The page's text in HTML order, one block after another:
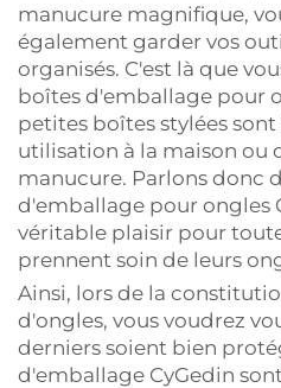
manucure magnifique,
également garder vos
organisés. C'est là que
boîtes d'emballage pour
petites boîtes stylées
utilisation à la maison ou
manucure. Parlons donc
d'emballage pour ongles
véritable plaisir pour
prennent soin de leurs
Ainsi, lors de la
d'ongles, vous voudrez
derniers soient bien
d'emballage CyGedin